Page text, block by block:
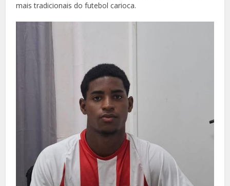
mais tradicionais do futebol carioca.